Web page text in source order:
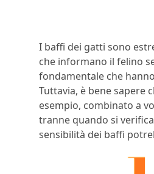
I baffi dei gatti sono
che informano il felino
fondamentale che
Tuttavia, è bene sapere
esempio, combinato a
tranne quando si
sensibilità dei baffi